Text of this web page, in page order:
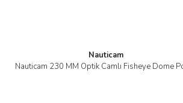
Nauticam
Nauticam 230 MM Optik Camlı Fisheye Dome